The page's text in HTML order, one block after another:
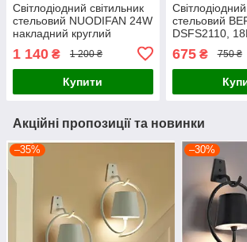
Світлодіодний світильник
стельовий NUODIFAN 24W
накладний круглий
1 140 ₴ 1 200 ₴
Купити
стельовий
DSFS2110,
675₴ 750 ₴
Акційні пропозиції та новинки
–35% –30%